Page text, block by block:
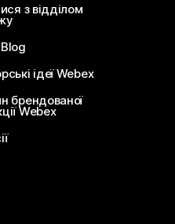
з відділом
ідеї Webex
брендованої
Webex